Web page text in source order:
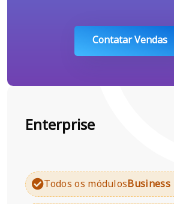
Contatar Vendas
Enterprise
Todos os módulosBusiness